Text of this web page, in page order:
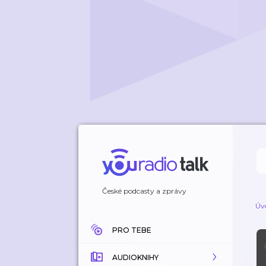
České podcasty a zprávy
PRO TEBE
AUDIOKNIHY